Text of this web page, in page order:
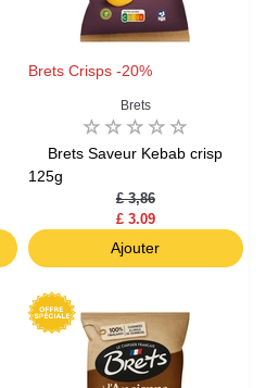
Brets Crisps -20%
Brets
Brets Saveur Kebab crisp
125g
£ 3,86
£ 3.09
Ajouter